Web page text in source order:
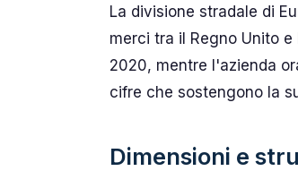
La divisione stradale di
merci tra il Regno Unito
2020, mentre l'azienda
cifre che sostengono la
Dimensioni e